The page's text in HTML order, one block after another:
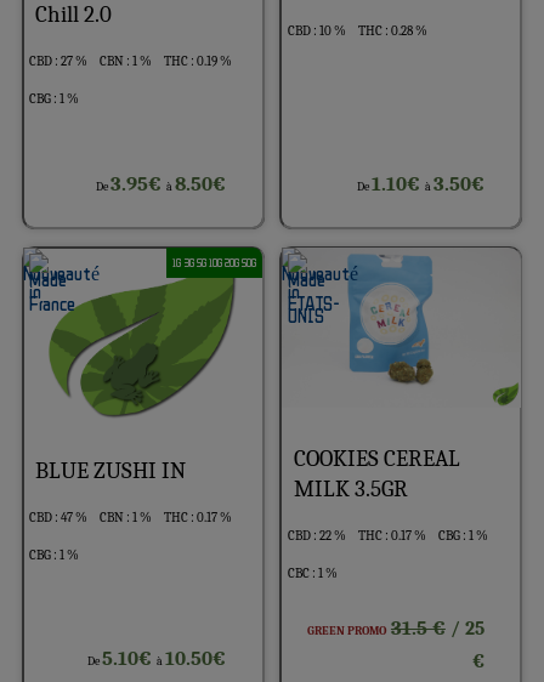
Chill 2.0
CBD : 27 % CBN : 1 % THC : 0.19 %
CBG : 1 %
De3.95€à8.50€
CBD : 10 % THC : 0.28 %
De1.10€ à3.50€
1G 3G 5G 10G 20G 50G
BLUE ZUSHI IN
CBD : 47 % CBN : 1 % THC : 0.17 %
CBG : 1 %
De5.10€à10.50€
COOKIES CEREAL
MILK 3.5GR
CBD : 22 % THC : 0.17 % CBG : 1 %
CBC : 1 %
GREEN PROMO 31.5 €/ 25
€